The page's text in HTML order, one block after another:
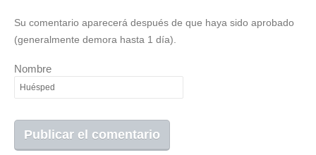
Su comentario aparecerá después de que haya sido aprobado
(generalmente demora hasta 1 día).
Nombre